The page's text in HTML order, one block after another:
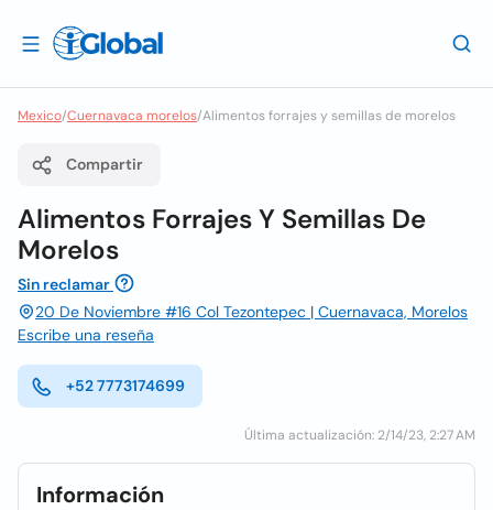
Mexico/Cuernavaca morelos/Alimentos forrajes y semillas de morelos
Compartir
Alimentos Forrajes Y Semillas De
Morelos
Sin reclamar
20 De Noviembre #16 Col Tezontepec | Cuernavaca, Morelos
Escribe una reseña
+52 7773174699
Última actualización: 2/14/23, 2:27 AM
Información